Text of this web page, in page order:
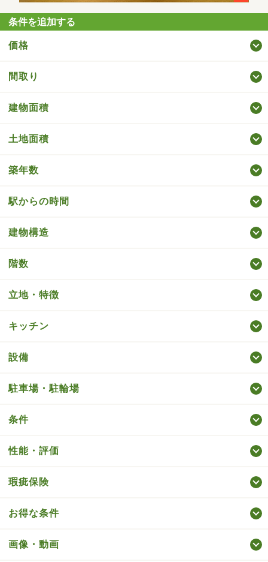
条件を追加する
価格
間取り
建物面積
土地面積
築年数
駅からの時間
建物構造
階数
立地・特徴
キッチン
設備
駐車場・駐輪場
条件
性能・評価
瑕疵保険
お得な条件
画像・動画